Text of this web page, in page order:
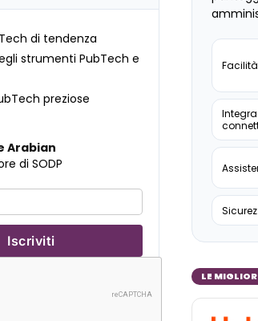
di tendenza
strumenti PubTech e
preziose
Arabian
di SODP
LE